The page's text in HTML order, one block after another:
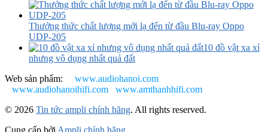
Thưởng thức chất lượng mới lạ đến từ đầu Blu-ray Oppo
UDP-205
10 đồ vật xa xỉ
nhưng vô dụng nhất quả đất
Web sản phẩm: www.audiohanoi.com
www.audiohanoihifi.com
www.amthanhhifi.com
© 2026 Tin tức ampli chính hãng. All rights reserved.